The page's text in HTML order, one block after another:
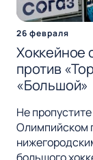
26 февраля
Хоккейное
против
«Большой»
Не
Олимпийском